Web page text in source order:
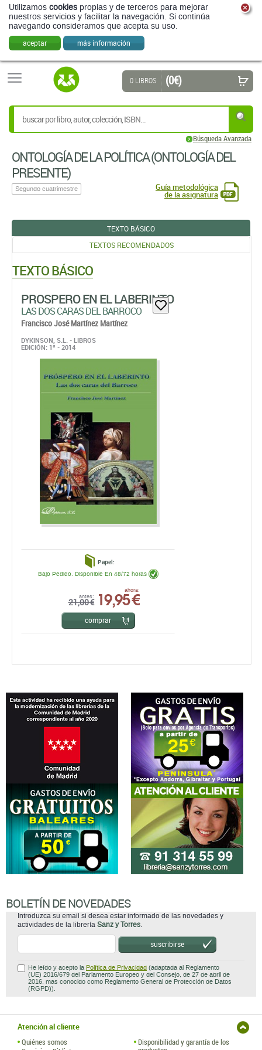
Utilizamos cookies propias y de terceros para mejorar
nuestros servicios y facilitar la navegación. Si continúa
navegando consideramos que acepta su uso.
aceptar más información
Búsqueda Avanzada
0 LIBROS (0 €)
ONTOLOGÍA DE LA POLÍTICA (ONTOLOGÍA DEL
PRESENTE)
Segundo cuatrimestre Guía metodológica
de la asignatura
TEXTO BÁSICO
TEXTOS RECOMENDADOS
TEXTO BÁSICO
PROSPERO EN EL LABERINTO
LAS DOS CARAS DEL BARROCO
Francisco José Martínez Martínez
DYKINSON, S.L. - LIBROS
EDICIÓN: 1ª - 2014
Papel:
antes:
21,00 €
ahora:
19,95 €
Bajo Pedido. Disponible En 48/72 horas
comprar
BOLETÍN DE NOVEDADES
Introduzca su email si desea estar informado de las novedades y
actividades de la librería Sanz y Torres
suscribirse
He leído y acepto la Política de Privacidad (adaptada al Reglamento
(UE) 2016/679 del Parlamento Europeo y del Consejo, de 27 de abril de
2016, mas conocido como Reglamento General de Protección de Datos
(RGPD)).
Atención al cliente
Quiénes somos
Disponibilidad y garantía de los